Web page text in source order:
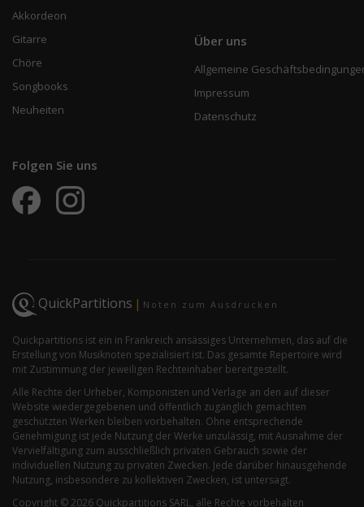
Akkordeon
Gitarre
Chöre
Songbooks
Neuheiten
Über uns
Allgemeine
Impressum
Datenschutz
Folgen Sie uns
QuickPartitions | Noten zum Ausdrucken
Quickpartitions ist ein in Frankreich ansässiges Unternehmen, das auf die
Erstellung von Musiknoten spezialisiert ist. Das gesamte Repertoire wird
mit Zustimmung der jeweiligen Rechteinhaber bereitgestellt.
Alle Rechte der Urheber, Komponisten und Verlage an den auf dieser
Website wiedergegebenen und öffentlich zugänglich gemachten
geschützten Werken bleiben vorbehalten. Ohne entsprechende
Genehmigung ist jede Nutzung der Werke unzulässig, mit Ausnahme der
Vervielfältigung zum ausschließlich privaten Gebrauch sowie der
individuellen Nutzung zu privaten Zwecken. Jede darüber hinausgehende
Nutzung, insbesondere zu kollektiven Zwecken, ist untersagt.
Copyright © 2026 Quickpartitions SARL, alle Rechte vorbehalten